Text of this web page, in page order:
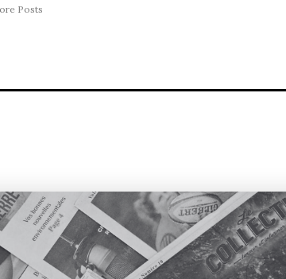
Posts